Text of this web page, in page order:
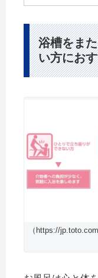
浴槽をま
い方にお
（https://